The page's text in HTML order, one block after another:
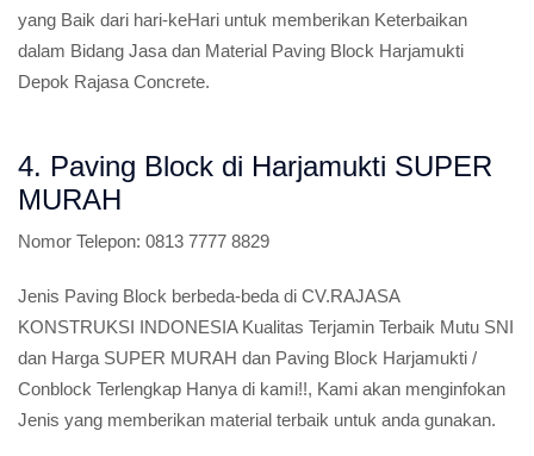
yang Baik dari hari-keHari untuk memberikan Keterbaikan
dalam Bidang Jasa dan Material Paving Block Harjamukti
Depok Rajasa Concrete.
4. Paving Block di Harjamukti SUPER
MURAH
Nomor Telepon: 0813 7777 8829
Jenis Paving Block berbeda-beda di CV.RAJASA
KONSTRUKSI INDONESIA Kualitas Terjamin Terbaik Mutu SNI
dan Harga SUPER MURAH dan Paving Block Harjamukti /
Conblock Terlengkap Hanya di kami!!, Kami akan menginfokan
Jenis yang memberikan material terbaik untuk anda gunakan.